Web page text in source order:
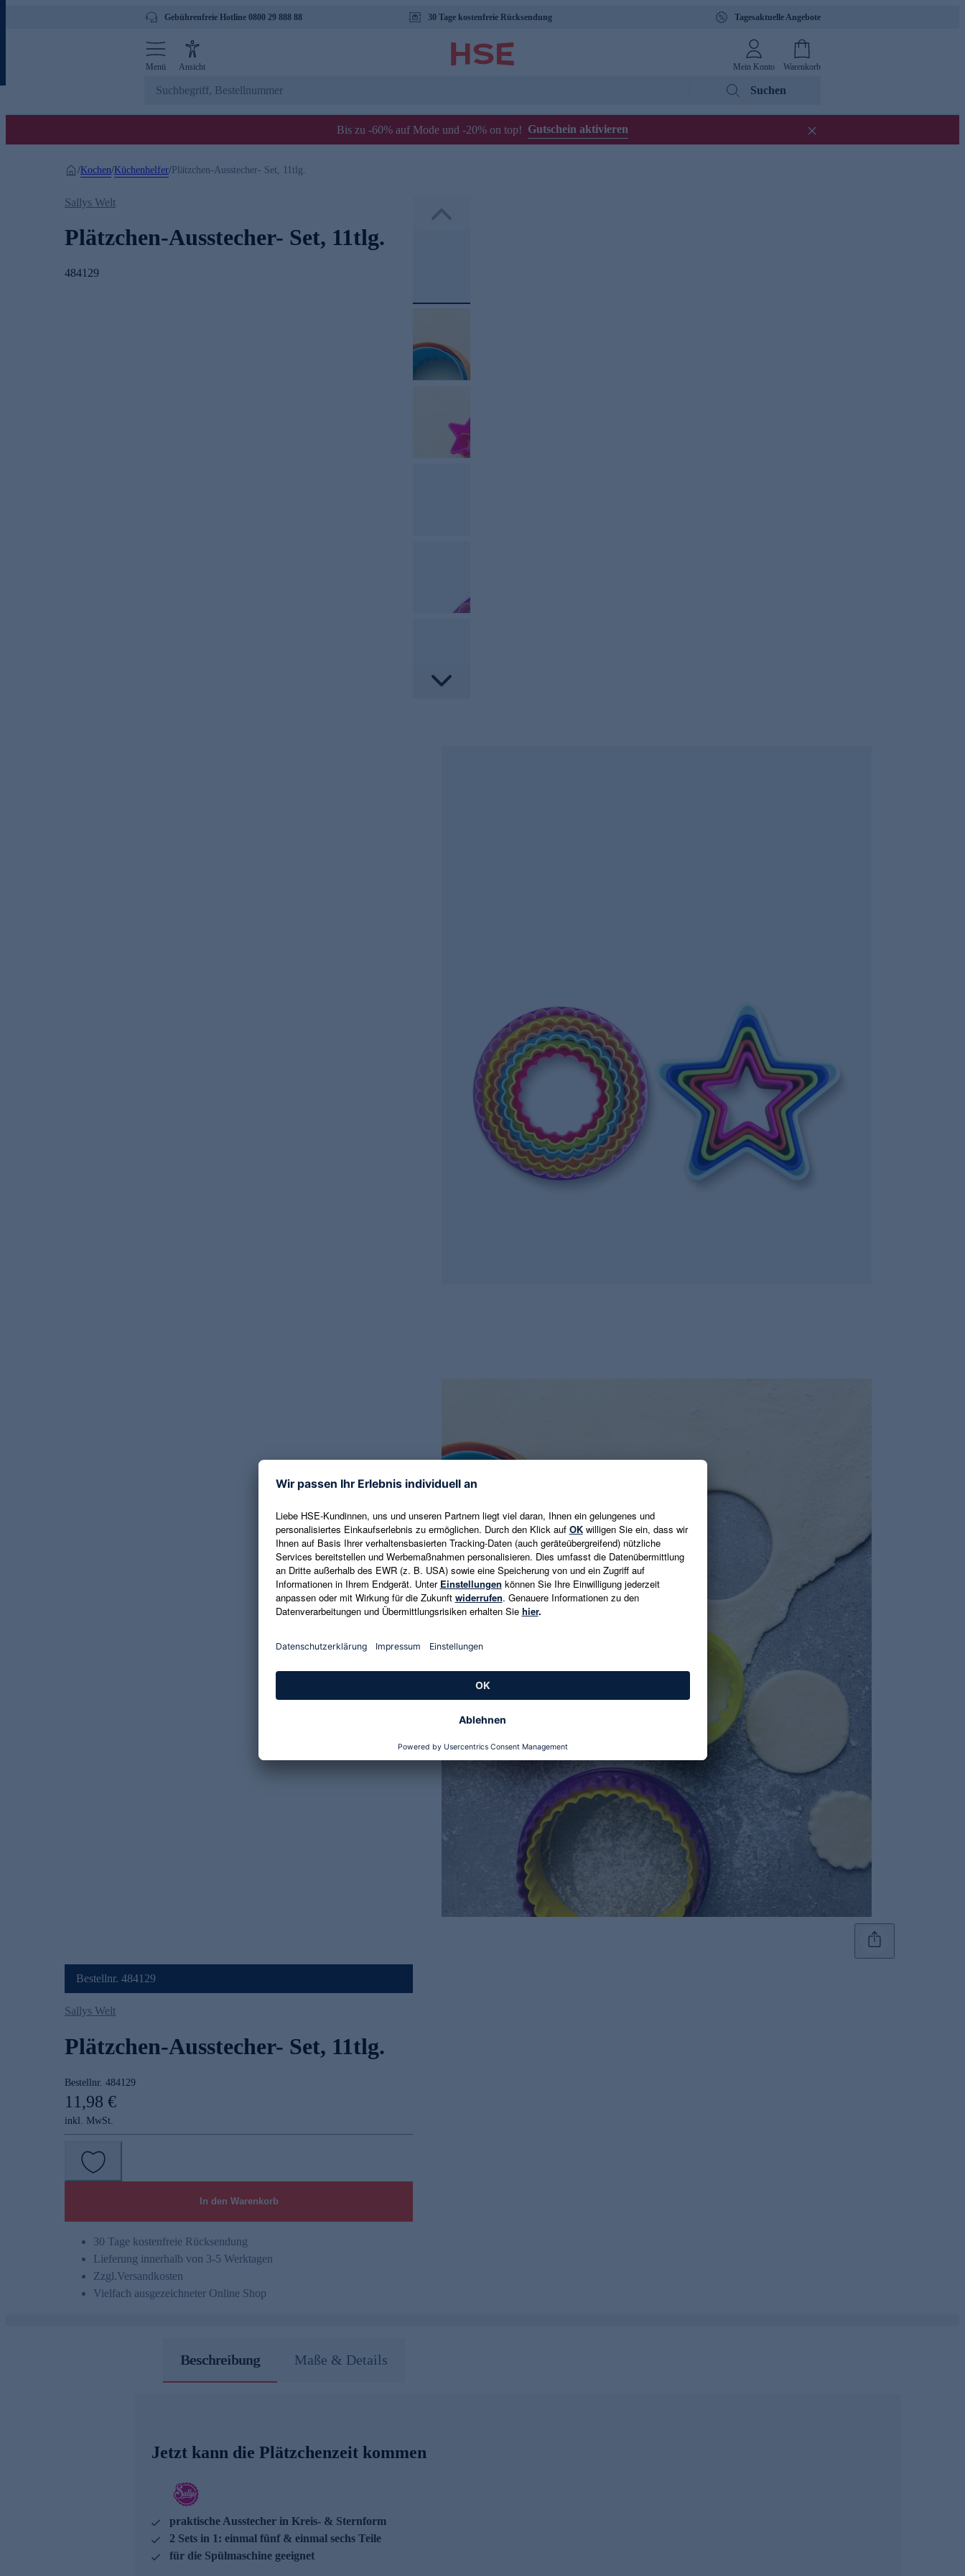
Gebührenfreie Hotline 0800 29 888 88 30 Tage kostenfreie Rücksendung Tagesaktuelle Angebote
Menü Ansicht Mein Konto Warenkorb
Suchen
Bis zu -60% auf Mode und -20% on top! Gutschein aktivieren
/Kochen/Küchenhelfer/ Plätzchen-Ausstecher- Set, 11tlg.
Sallys Welt
Plätzchen-Ausstecher- Set, 11tlg.
484129
Bestellnr. 484129
Sallys Welt
Plätzchen-Ausstecher- Set, 11tlg.
Bestellnr. 484129
11,98 €
inkl. MwSt.
In den Warenkorb
30 Tage kostenfreie Rücksendung
Lieferung innerhalb von 3-5 Werktagen
Zzgl.Versandkosten
Vielfach ausgezeichneter Online Shop
Beschreibung Maße & Details
Jetzt kann die Plätzchenzeit kommen
praktische Ausstecher in Kreis- & Sternform
2 Sets in 1: einmal fünf & einmal sechs Teile
für die Spülmaschine geeignet